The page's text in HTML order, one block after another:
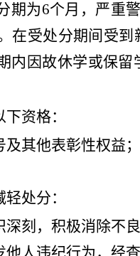
期为6个月，严重警
在受处分期间受
内因故休学或保
资格：
其他表彰性权益；
处分：
刻，积极消除不
人违纪行为，经查